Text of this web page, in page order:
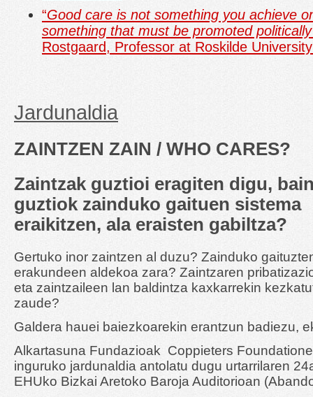
“Good care is not something you achieve
something that must be promoted
Rostgaard, Professor at Roskilde
Jardunaldia
ZAINTZEN ZAIN / WHO CARES?
Zaintzak guztioi eragiten digu,
guztiok zainduko gaituen sistema
eraikitzen, ala eraisten gabiltza?
Gertuko inor zaintzen al duzu? Zainduko
erakundeen aldekoa zara? Zaintzaren
eta zaintzaileen lan baldintza kaxkarrekin
zaude?
Galdera hauei baiezkoarekin erantzun badiezu,
Alkartasuna Fundazioak Coppieters
inguruko jardunaldia antolatu dugu urtarrilaren
EHUko Bizkai Aretoko Baroja Auditorioan